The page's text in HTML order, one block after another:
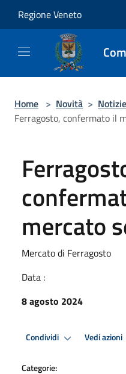
Regione Veneto
Home > Novità > Notizie
Ferragosto, confermato il
mercato
Mercato di Ferragosto
Data :
8 agosto 2024
Condividi Vedi azioni
Categorie: